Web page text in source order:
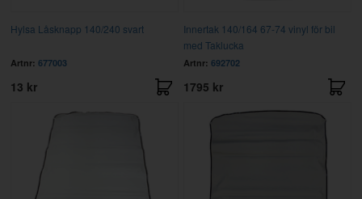
Hylsa Låsknapp 140/240 svart
Artnr: 677003
13 kr
Innertak 140/164 67-74 vinyl för bil
med Taklucka
Artnr: 692702
1795 kr